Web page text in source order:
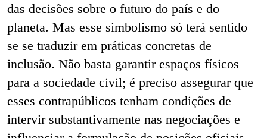
das decisões sobre o futuro do país e do
planeta. Mas esse simbolismo só terá sentido
se se traduzir em práticas concretas de
inclusão. Não basta garantir espaços físicos
para a sociedade civil; é preciso assegurar que
esses contrapúblicos tenham condições de
intervir substantivamente nas negociações e